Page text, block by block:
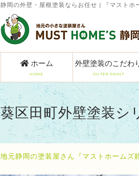
静岡の外壁・屋根塗装ならお任せ | 『マストホ
ホーム
HOME
外壁塗装のこだわ
OUTER PAINT
葵区田町外壁塗装シ
地元静岡の塗装屋さん『マストホームズ